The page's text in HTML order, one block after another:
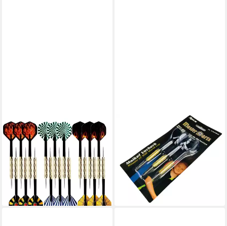
SPORT-KNIGHT®
Dartpfeil Profi Steel-Darts 15
Stk., 18 g, rutschfest,
optimaler Schwerpunkt
29,99 €
UVP44,99 €
-33%
lieferbar - in 2-3 Werktagen bei dir
Dartpfeil Master Darts,
Dartpfeile 3er Set ca. 3,5 x 14
7,95 €
lieferbar - in 3-4 Werktagen bei dir